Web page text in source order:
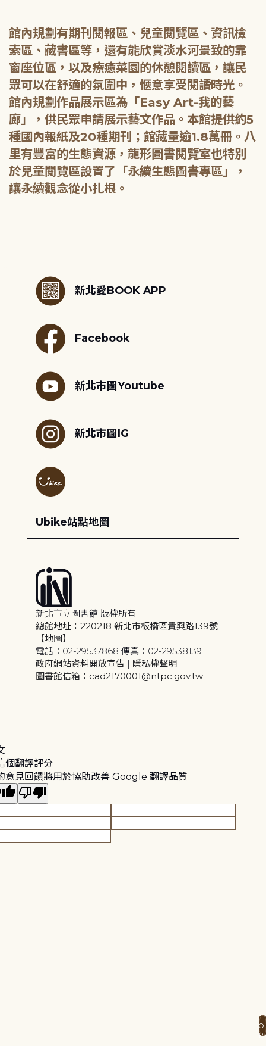
館內規劃有期刊閱報區、兒童閱覽區、資訊檢
索區、藏書區等，還有能欣賞淡水河景致的靠
窗座位區，以及療癒菜園的休憩閱讀區，讓民
眾可以在舒適的氛圍中，愜意享受閱讀時光。
館內規劃作品展示區為「Easy Art-我的藝
廊」，供民眾申請展示藝文作品。本館提供約5
種國內報紙及20種期刊；館藏量逾1.8萬冊。八
里有豐富的生態資源，龍形圖書閱覽室也特別
於兒童閱覽區設置了「永續生態圖書專區」，
新北愛BOOK APP
Facebook
新北市圖Youtube
新北市圖IG
Ubike站點地圖
新北市立圖書館 版權所有
總館地址：220218 新北市板橋區貴興路139號
【地圖】
電話：02-29537868 傳真：02-29538139
政府網站資料開放宣告 | 隱私權聲明
圖書館信箱：cad2170001@ntpc.gov.tw
個翻譯評分
意見回饋將用於協助改善 Google 翻譯品質